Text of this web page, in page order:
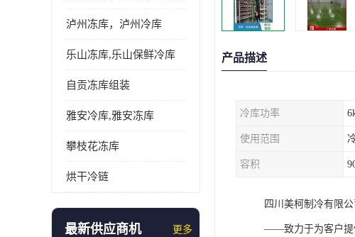
泸州冻库，泸州冷库
乐山冻库,乐山保鲜冷库
自贡冻库组装
雅安冷库,雅安冻库
攀枝花冻库
烘干冷链
最新供应商机 更多
产品描述
冷库功率
使用范围
容积
四川美柯制冷有限公
——致力于为客户提